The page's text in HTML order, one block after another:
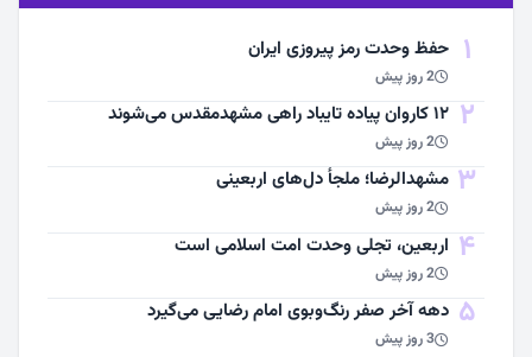
1 حفظ وحدت رمز پیروزی ایران
2 روز پیش
2 ۱۲ کاروان پیاده تایباد راهی مشهدمقدس می‌شوند
2 روز پیش
3 مشهد‌الرضا؛ ملجأ دل‌های اربعینی
2 روز پیش
4 اربعین، تجلی وحدت امت اسلامی است
2 روز پیش
5 دهه آخر صفر رنگ‌وبوی امام رضایی می‌گیرد
3 روز پیش